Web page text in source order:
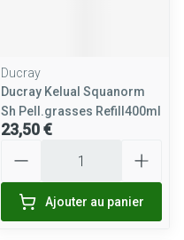
Ducray
Ducray Kelual Squanorm
Sh Pell.grasses Refill400ml
23,50 €
Ajouter au panier